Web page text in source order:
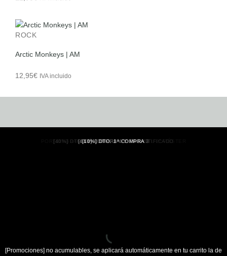
ROCK
Arctic Monkeys | AM
12,95€ IVA incluido
PORTES GRATIS(PENÍNSULA)A PARTIR DEL 2º PÓSTER
[40%] DTO. PÓSTERS PAPEL PLASTIFICADO
[4X3]COMPRA 4 Y PAGA 3
[10%]DTO. 1ª COMPRA
[Promociones] no acumulables, se aplicará automáticamente en tu carrito la de